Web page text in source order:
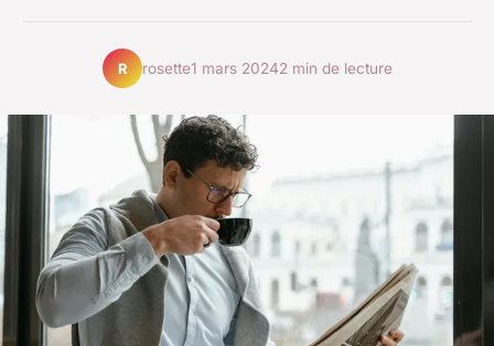
R rosette1 mars 20242 min de lecture